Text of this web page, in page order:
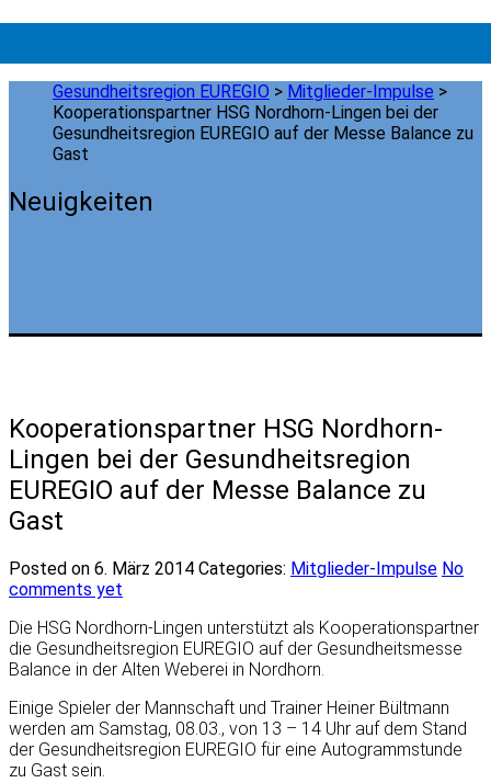
Gesundheitsregion EUREGIO > Mitglieder-Impulse >
Kooperationspartner HSG Nordhorn-Lingen bei der
Gesundheitsregion EUREGIO auf der Messe Balance zu
Gast
Neuigkeiten
Kooperationspartner HSG Nordhorn-
Lingen bei der Gesundheitsregion
EUREGIO auf der Messe Balance zu
Gast
Posted on 6. März 2014 Categories: Mitglieder-Impulse No
comments yet
Die HSG Nordhorn-Lingen unterstützt als Kooperationspartner
die Gesundheitsregion EUREGIO auf der Gesundheitsmesse
Balance in der Alten Weberei in Nordhorn.
Einige Spieler der Mannschaft und Trainer Heiner Bültmann
werden am Samstag, 08.03., von 13 – 14 Uhr auf dem Stand
der Gesundheitsregion EUREGIO für eine Autogrammstunde
zu Gast sein.